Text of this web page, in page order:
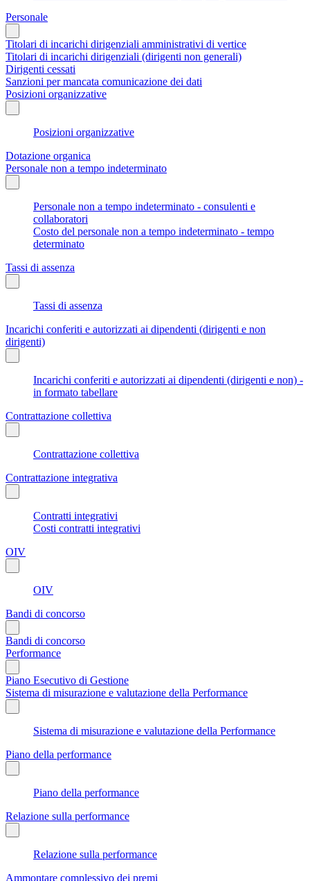
Personale
Titolari di incarichi dirigenziali amministrativi di vertice
Titolari di incarichi dirigenziali (dirigenti non generali)
Dirigenti cessati
Sanzioni per mancata comunicazione dei dati
Posizioni organizzative
Posizioni organizzative
Dotazione organica
Personale non a tempo indeterminato
Personale non a tempo indeterminato - consulenti e
collaboratori
Costo del personale non a tempo indeterminato - tempo
determinato
Tassi di assenza
Tassi di assenza
Incarichi conferiti e autorizzati ai dipendenti (dirigenti e non
dirigenti)
Incarichi conferiti e autorizzati ai dipendenti (dirigenti e non) -
in formato tabellare
Contrattazione collettiva
Contrattazione collettiva
Contrattazione integrativa
Contratti integrativi
Costi contratti integrativi
OIV
OIV
Bandi di concorso
Bandi di concorso
Performance
Piano Esecutivo di Gestione
Sistema di misurazione e valutazione della Performance
Sistema di misurazione e valutazione della Performance
Piano della performance
Piano della performance
Relazione sulla performance
Relazione sulla performance
Ammontare complessivo dei premi